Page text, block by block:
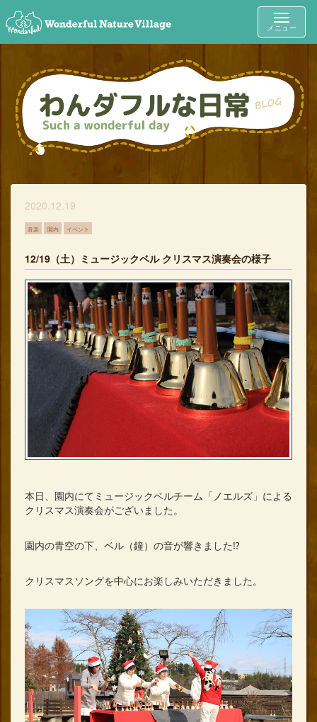
Toggle
メニュー
2020.12.19
音楽 園内 イベント
12/19（土）ミュージックベル クリスマス演奏会の様子
本日、園内にてミュージックベルチーム「ノエルズ」による
クリスマス演奏会がございました。
園内の青空の下、ベル（鐘）の音が響きました⁉
クリスマスソングを中心にお楽しみいただきました。